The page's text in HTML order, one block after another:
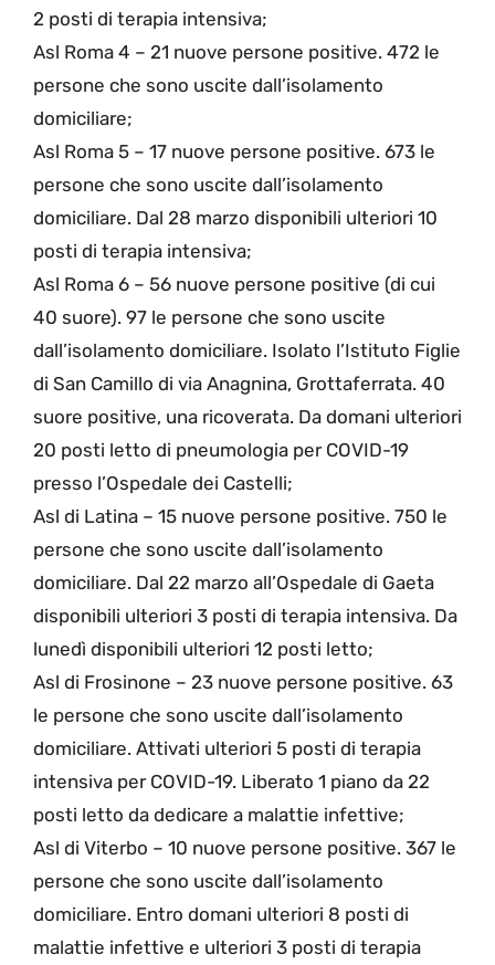
2 posti di terapia intensiva;
Asl Roma 4 – 21 nuove persone positive. 472 le
persone che sono uscite dall’isolamento
domiciliare;
Asl Roma 5 – 17 nuove persone positive. 673 le
persone che sono uscite dall’isolamento
domiciliare. Dal 28 marzo disponibili ulteriori 10
posti di terapia intensiva;
Asl Roma 6 – 56 nuove persone positive (di cui
40 suore). 97 le persone che sono uscite
dall’isolamento domiciliare. Isolato l’Istituto Figlie
di San Camillo di via Anagnina, Grottaferrata. 40
suore positive, una ricoverata. Da domani ulteriori
20 posti letto di pneumologia per COVID-19
presso l’Ospedale dei Castelli;
Asl di Latina – 15 nuove persone positive. 750 le
persone che sono uscite dall’isolamento
domiciliare. Dal 22 marzo all’Ospedale di Gaeta
disponibili ulteriori 3 posti di terapia intensiva. Da
lunedì disponibili ulteriori 12 posti letto;
Asl di Frosinone – 23 nuove persone positive. 63
le persone che sono uscite dall’isolamento
domiciliare. Attivati ulteriori 5 posti di terapia
intensiva per COVID-19. Liberato 1 piano da 22
posti letto da dedicare a malattie infettive;
Asl di Viterbo – 10 nuove persone positive. 367 le
persone che sono uscite dall’isolamento
domiciliare. Entro domani ulteriori 8 posti di
malattie infettive e ulteriori 3 posti di terapia